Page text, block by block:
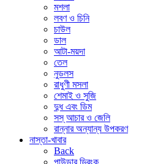
মশলা
লবণ ও চিনি
চাউল
ডাল
আটা-ময়দা
তেল
নুডলস
রাধুণী মসলা
শেমাই ও সুজি
দুধ এবং ডিম
সস্ আচার ও জেলি
রান্নার অন্যান্য উপকরণ
নাস্তা-খাবার
Back
পাউডার ড্রিংক